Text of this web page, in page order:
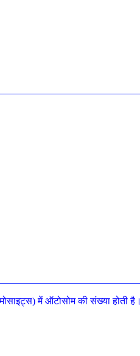
में ऑटोसोम की संख्या होती है।